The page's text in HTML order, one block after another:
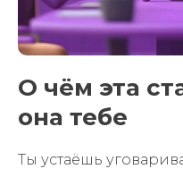
О чём эта
она тебе
Ты устаёшь